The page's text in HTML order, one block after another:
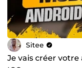
Sitee
Je vais créer